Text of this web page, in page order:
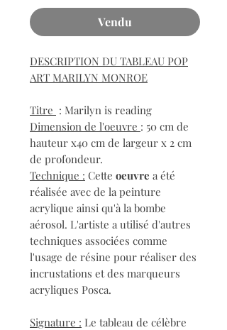
Vendu
DESCRIPTION DU TABLEAU POP
ART MARILYN MONROE
Titre : Marilyn is reading
Dimension de l'oeuvre : 50 cm de
hauteur x40 cm de largeur x 2 cm
de profondeur.
Technique : Cette oeuvre a été
réalisée avec de la peinture
acrylique ainsi qu'à la bombe
aérosol. L'artiste a utilisé d'autres
techniques associées comme
l'usage de résine pour réaliser des
incrustations et des marqueurs
acryliques Posca.
Signature : Le tableau de célèbre